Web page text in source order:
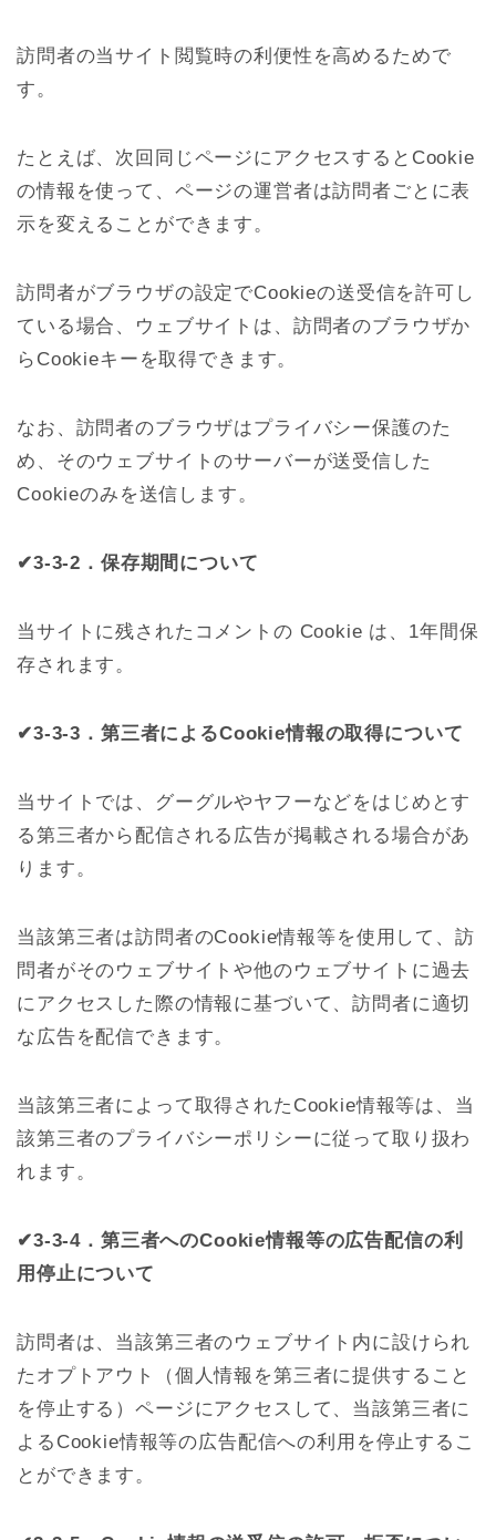
訪問者の当サイト閲覧時の利便性を高めるためで
す。
たとえば、次回同じページにアクセスするとCookie
の情報を使って、ページの運営者は訪問者ごとに表
示を変えることができます。
訪問者がブラウザの設定でCookieの送受信を許可し
ている場合、ウェブサイトは、訪問者のブラウザか
らCookieキーを取得できます。
なお、訪問者のブラウザはプライバシー保護のた
め、そのウェブサイトのサーバーが送受信した
Cookieのみを送信します。
✔3-3-2．保存期間について
当サイトに残されたコメントの Cookie は、1年間保
存されます。
✔3-3-3．第三者によるCookie情報の取得について
当サイトでは、グーグルやヤフーなどをはじめとす
る第三者から配信される広告が掲載される場合があ
ります。
当該第三者は訪問者のCookie情報等を使用して、訪
問者がそのウェブサイトや他のウェブサイトに過去
にアクセスした際の情報に基づいて、訪問者に適切
な広告を配信できます。
当該第三者によって取得されたCookie情報等は、当
該第三者のプライバシーポリシーに従って取り扱わ
れます。
✔3-3-4．第三者へのCookie情報等の広告配信の利
用停止について
訪問者は、当該第三者のウェブサイト内に設けられ
たオプトアウト（個人情報を第三者に提供すること
を停止する）ページにアクセスして、当該第三者に
よるCookie情報等の広告配信への利用を停止するこ
とができます。